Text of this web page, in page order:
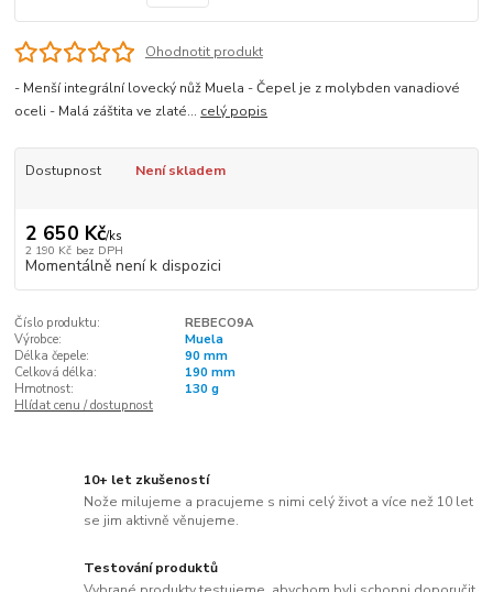
Ohodnotit produkt
- Menší integrální lovecký nůž Muela - Čepel je z molybden vanadiové
oceli - Malá záštita ve zlaté... celý popis
Dostupnost Není skladem
2 650 Kč/ks
2 190 Kč bez DPH
Momentálně není k dispozici
Číslo produktu:
REBECO9A
Výrobce:
Muela
Délka čepele:
90 mm
Celková délka:
190 mm
Hmotnost:
130 g
Hlídat cenu / dostupnost
10+ let zkušeností
Nože milujeme a pracujeme s nimi celý život a více než 10 let
se jim aktivně věnujeme.
Testování produktů